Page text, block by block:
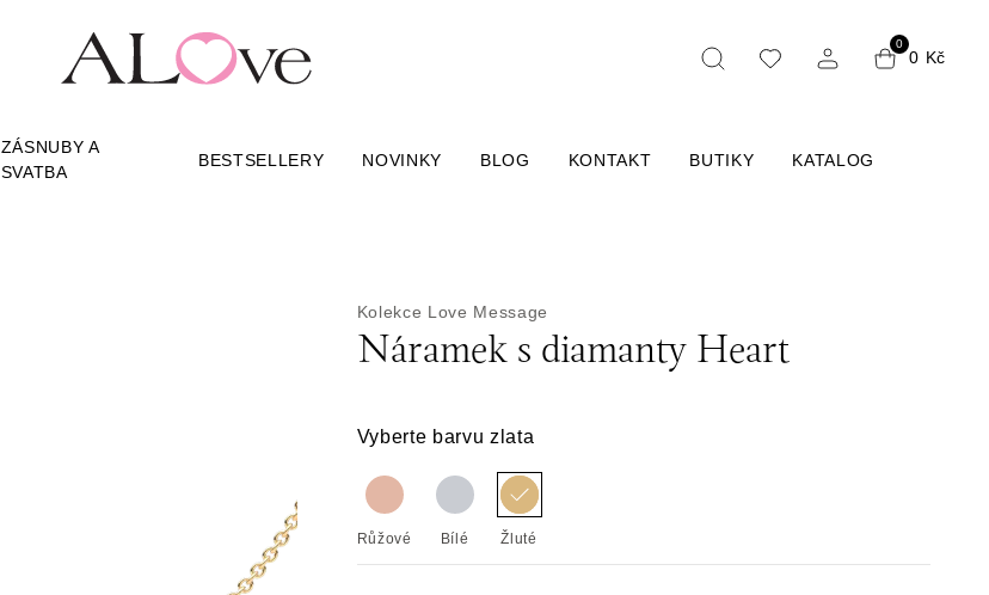
0
0 Kč
ZÁSNUBY A
SVATBA
BESTSELLERY NOVINKY BLOG KONTAKT BUTIKY KATALOG
Kolekce Love Message
Náramek s diamanty Heart
Vyberte barvu zlata
Růžové Bílé Žluté